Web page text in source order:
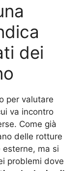
dei
per valutare
va incontro
Come già
delle rotture
ma si
problemi dove